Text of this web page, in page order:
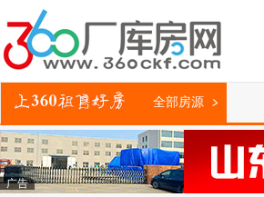
全部房源
广告